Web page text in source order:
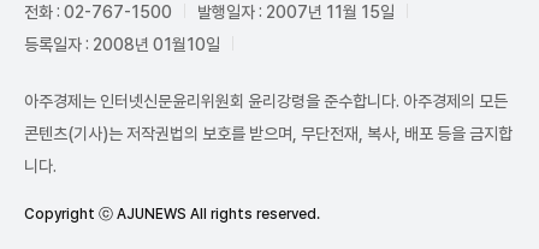
전화 : 02-767-1500
발행일자 : 2007년 11월 15일
등록일자 : 2008년 01월10일
아주경제는 인터넷신문윤리위원회 윤리강령을 준수합니다. 아주경제의 모든
콘텐츠(기사)는 저작권법의 보호를 받으며, 무단전재, 복사, 배포 등을 금지합
니다.
Copyright ⓒ AJUNEWS All rights reserved.